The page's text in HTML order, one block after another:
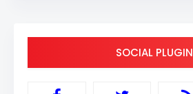
SOCIAL PLUGIN